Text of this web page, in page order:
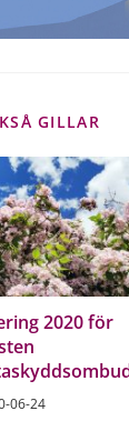
GILLAR
2020 för
06-24